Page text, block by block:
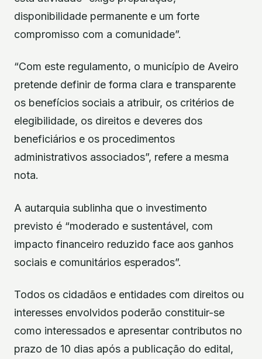
disponibilidade permanente e um forte
compromisso com a comunidade”.
“Com este regulamento, o município de Aveiro
pretende definir de forma clara e transparente
os benefícios sociais a atribuir, os critérios de
elegibilidade, os direitos e deveres dos
beneficiários e os procedimentos
administrativos associados”, refere a mesma
nota.
A autarquia sublinha que o investimento
previsto é “moderado e sustentável, com
impacto financeiro reduzido face aos ganhos
sociais e comunitários esperados”.
Todos os cidadãos e entidades com direitos ou
interesses envolvidos poderão constituir-se
como interessados e apresentar contributos no
prazo de 10 dias após a publicação do edital,